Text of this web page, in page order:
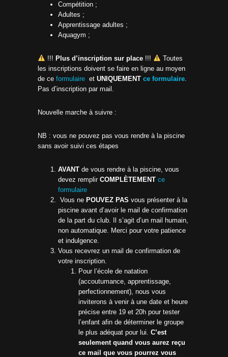
Compétition ;
Adultes ;
Apprentissage adultes ;
Aquagym ;
!!! Plus d’inscription sur place!!!
Toutes
les inscriptions doivent se faire en ligne au moyen
de ce formulaire et UNIQUEMENT ce formulaire.
Pas d’inscription par mail.
Nouvelle marche à suivre :
NB : vous ne pouvez pas vous rendre à la piscine
sans avoir suivi ces étapes
AVANT de vous rendre à la piscine, vous
devez remplir COMPLÈTEMENT ce
formulaire
Vous ne POUVEZ PAS vous présenter à la
piscine avant d’avoir le mail de confirmation
de la part du club. Il s’agit d’un mail humain,
non automatique. Merci pour votre patience
et indulgence.
Vous recevrez un mail de confirmation de
votre inscription.
Pour l’école de natation
(accoutumance, apprentissage,
perfectionnement), nous vous
inviterons à venir à une date et heure
précise entre 19 et 20h pour tester
l’enfant afin de déterminer le groupe
le plus adéquat pour lui. C’est
seulement quand vous aurez reçu
ce mail que vous pourrez vous